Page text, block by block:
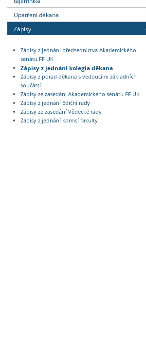
Opatření děkana
Zápisy
Zápisy z jednání předsednictva Akademického
senátu FF UK
Zápisy z jednání kolegia děkana
Zápisy z porad děkana s vedoucími základních
součástí
Zápisy ze zasedání Akademického senátu FF UK
Zápisy z jednání Ediční rady
Zápisy ze zasedání Vědecké rady
Zápisy z jednání komisí fakulty